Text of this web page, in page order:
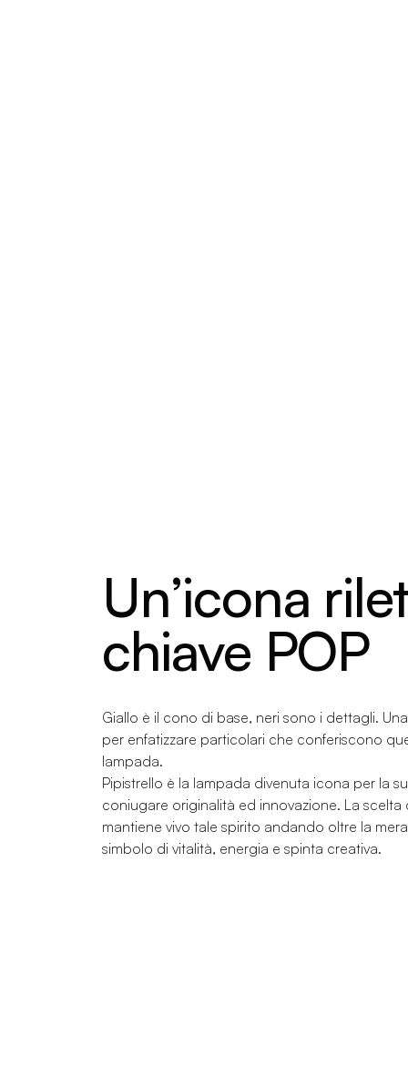
Un’icona
chiave POP
Giallo è il cono di base, neri sono i dettagli.
per enfatizzare particolari che conferiscono
lampada.
Pipistrello è la lampada divenuta icona per la
coniugare originalità ed innovazione. La scelta
mantiene vivo tale spirito andando oltre la
simbolo di vitalità, energia e spinta creativa.